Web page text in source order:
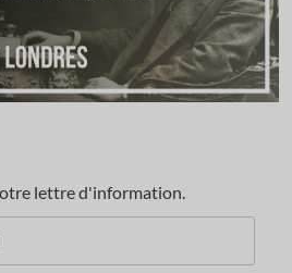
lettre d'information.